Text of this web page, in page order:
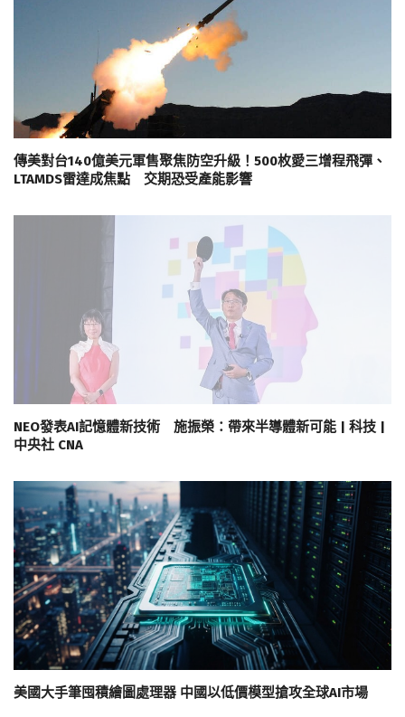
傳美對台140億美元軍售聚焦防空升級！500枚愛三增程飛彈、
LTAMDS雷達成焦點 交期恐受產能影響
NEO發表AI記憶體新技術 施振榮：帶來半導體新可能 | 科技 |
中央社 CNA
美國大手筆囤積繪圖處理器 中國以低價模型搶攻全球AI市場